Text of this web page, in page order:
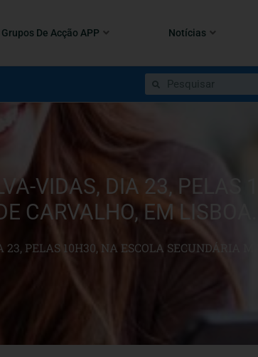
Grupos De Acção APP Notícias
VIDAS, DIA 23, PELAS
CARVALHO, EM LISBOA.
PELAS 10H30, NA ESCOLA SECUNDÁRIA